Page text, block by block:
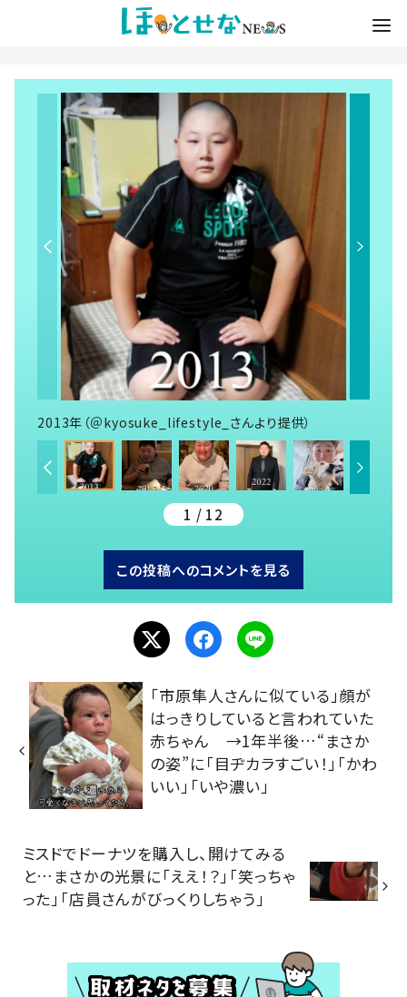
2013年（＠kyosuke_lifestyle_さんより提供）
1 / 12
この投稿へのコメントを見る
「市原隼人さんに似ている」顔が
はっきりしていると言われていた
赤ちゃん →1年半後…“まさか
の姿”に「目ヂカラすごい！」「かわ
いい」「いや濃い」
ミスドでドーナツを購入し、開けてみる
と…まさかの光景に「ええ！？」「笑っちゃ
った」「店員さんがびっくりしちゃう」